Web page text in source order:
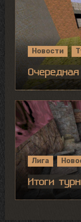
Новости
Лига
Итоги